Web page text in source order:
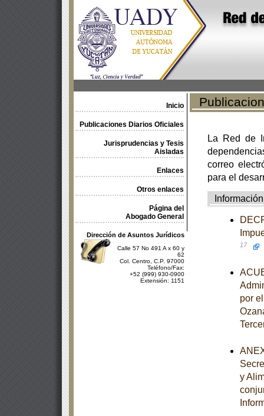
Inicio
Publicaciones Diarios Oficiales
Jurisprudencias y Tesis
Aisladas
Enlaces
Otros enlaces
Página del
Abogado General
Dirección de Asuntos Jurídicos
Calle 57 No 491 A x 60 y
62
Col. Centro, C.P. 97000
Teléfono/Fax:
+52 (999) 930-0900
Extensión: 1151
La Red de
correo
para el
Información
17
por
y